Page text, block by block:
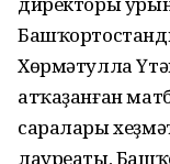
Хөрмәтулла
атҡаҙанған
саралары
лауреаты,